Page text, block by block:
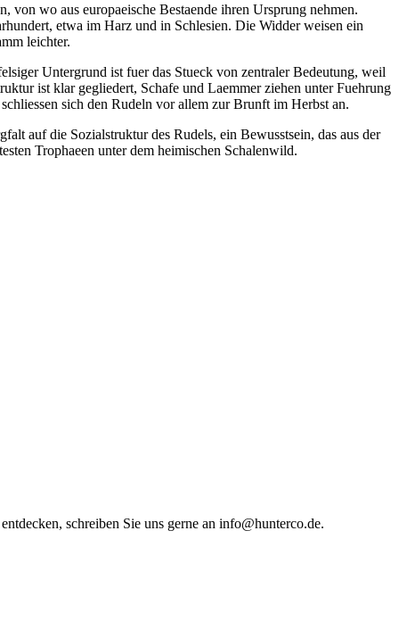
wo aus europaeische Bestaende ihren Ursprung nehmen.
etwa im Harz und in Schlesien. Die Widder weisen ein
leichter.
Untergrund ist fuer das Stueck von zentraler Bedeutung, weil
ist klar gegliedert, Schafe und Laemmer ziehen unter Fuehrung
sich den Rudeln vor allem zur Brunft im Herbst an.
auf die Sozialstruktur des Rudels, ein Bewusstsein, das aus der
Trophaeen unter dem heimischen Schalenwild.
schreiben Sie uns gerne an info@hunterco.de.